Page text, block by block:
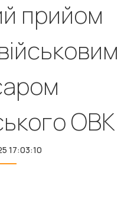
прийом
ОВК
17:03:10